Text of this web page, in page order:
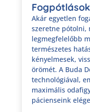
Fogpótlások
Akár egyetlen
szeretne pótolni,
legmegfelelőbb
természetes
kényelmesek,
örömét. A Buda
technológiával,
maximális
pácienseink